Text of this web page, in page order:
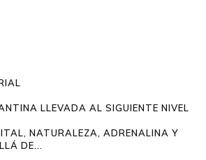
LLEVADA AL SIGUIENTE NIVEL
NATURALEZA, ADRENALINA Y
DE...